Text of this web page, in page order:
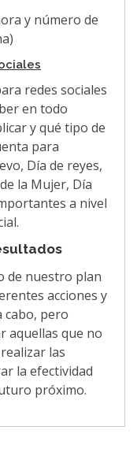
y número de
redes sociales
en todo
y qué tipo de
para
Día de reyes,
la Mujer, Día
a nivel
de nuestro plan
acciones y
cabo, pero
aquellas que no
las
la efectividad
próximo.